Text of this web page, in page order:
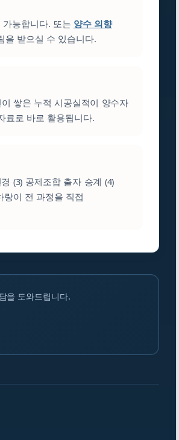
능합니다. 또는 양수 의향
을 받으실 수 있습니다.
쌓은 누적 시공실적이 양수자
료로 바로 활용됩니다.
(3) 공제조합 출자 승계 (4)
이 전 과정을 직접
을 도와드립니다.